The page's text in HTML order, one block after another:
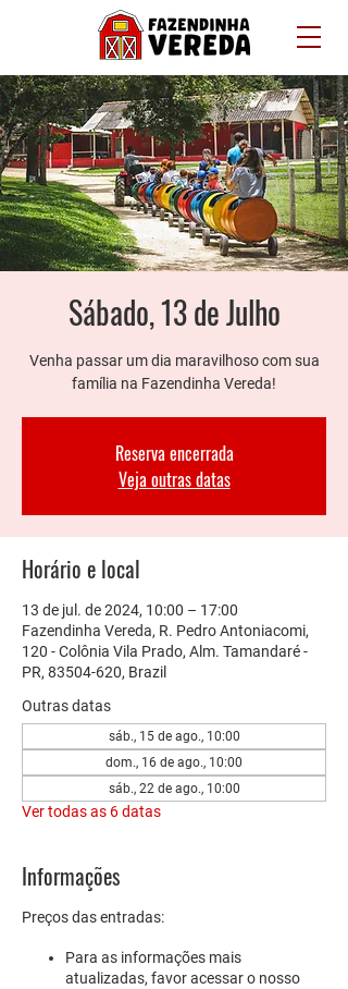
Sábado, 13 de Julho
Venha passar um dia maravilhoso com sua
família na Fazendinha Vereda!
Reserva encerrada
Veja outras datas
Horário e local
13 de jul. de 2024, 10:00 – 17:00
Fazendinha Vereda, R. Pedro Antoniacomi,
120 - Colônia Vila Prado, Alm. Tamandaré -
PR, 83504-620, Brazil
Outras datas
sáb., 15 de ago., 10:00
dom., 16 de ago., 10:00
sáb., 22 de ago., 10:00
Ver todas as 6 datas
Informações
Preços das entradas:
Para as informações mais
atualizadas, favor acessar o nosso